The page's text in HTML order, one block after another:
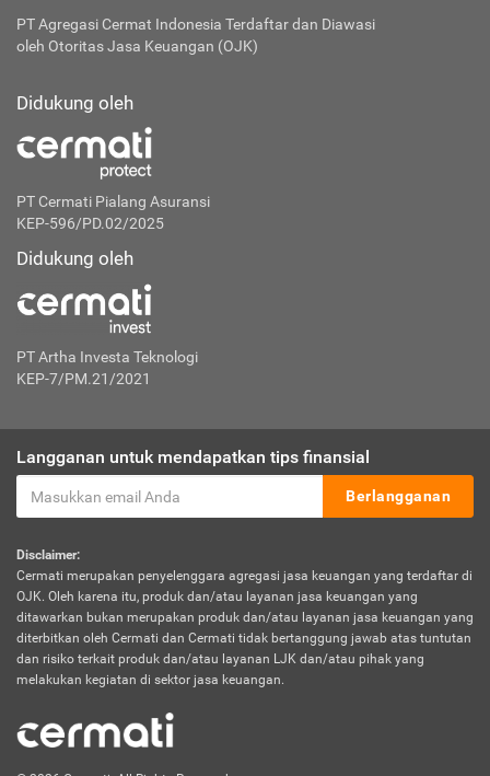
PT Agregasi Cermat Indonesia Terdaftar dan Diawasi
oleh Otoritas Jasa Keuangan (OJK)
Didukung oleh
PT Cermati Pialang Asuransi
KEP-596/PD.02/2025
Didukung oleh
PT Artha Investa Teknologi
KEP-7/PM.21/2021
Langganan untuk mendapatkan tips finansial
Berlangganan
Disclaimer:
Cermati merupakan penyelenggara agregasi jasa keuangan yang terdaftar di
OJK. Oleh karena itu, produk dan/atau layanan jasa keuangan yang
ditawarkan bukan merupakan produk dan/atau layanan jasa keuangan yang
diterbitkan oleh Cermati dan Cermati tidak bertanggung jawab atas tuntutan
dan risiko terkait produk dan/atau layanan LJK dan/atau pihak yang
melakukan kegiatan di sektor jasa keuangan.